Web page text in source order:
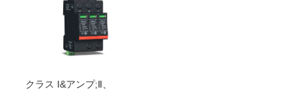
クラス I&アンプ;Ⅱ、